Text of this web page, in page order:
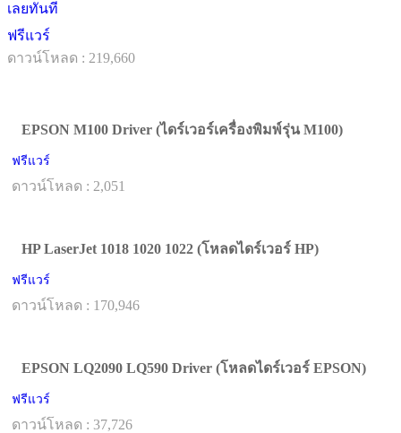
เลยทันที
ฟรีแวร์
ดาวน์โหลด : 219,660
EPSON M100 Driver (ไดร์เวอร์เครื่องพิมพ์รุ่น M100)
ฟรีแวร์
ดาวน์โหลด : 2,051
HP LaserJet 1018 1020 1022 (โหลดไดร์เวอร์ HP)
ฟรีแวร์
ดาวน์โหลด : 170,946
EPSON LQ2090 LQ590 Driver (โหลดไดร์เวอร์ EPSON)
ฟรีแวร์
ดาวน์โหลด : 37,726